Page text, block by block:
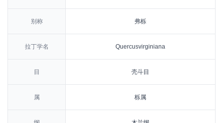
别称 弗栎
拉丁学名 Quercusvirginiana
目 壳斗目
属 栎属